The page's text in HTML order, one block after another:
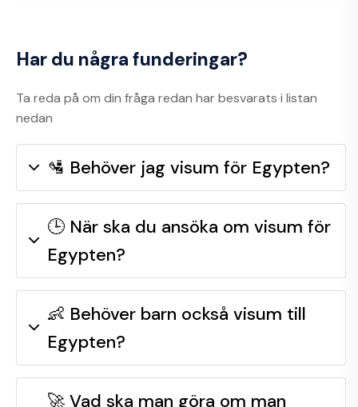
Har du några funderingar?
Ta reda på om din fråga redan har besvarats i listan
nedan
🛂 Behöver jag visum för Egypten?
🕒 När ska du ansöka om visum för
Egypten?
👶 Behöver barn också visum till
Egypten?
🚀 Vad ska man göra om man